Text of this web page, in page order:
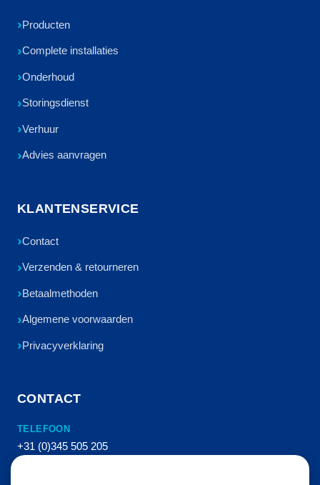
Producten
Complete installaties
Onderhoud
Storingsdienst
Verhuur
Advies aanvragen
KLANTENSERVICE
Contact
Verzenden & retourneren
Betaalmethoden
Algemene voorwaarden
Privacyverklaring
CONTACT
TELEFOON
+31 (0)345 505 205